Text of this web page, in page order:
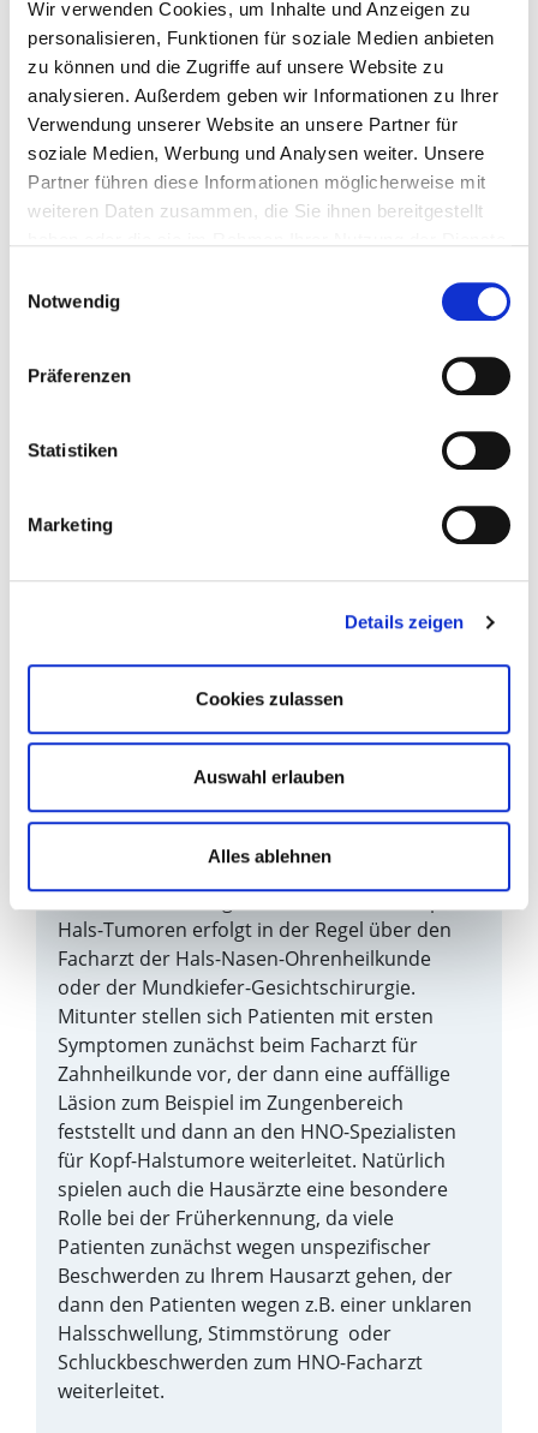
Wir verwenden Cookies, um Inhalte und Anzeigen zu
personalisieren, Funktionen für soziale Medien anbieten
zu können und die Zugriffe auf unsere Website zu
analysieren. Außerdem geben wir Informationen zu Ihrer
Verwendung unserer Website an unsere Partner für
soziale Medien, Werbung und Analysen weiter. Unsere
Partner führen diese Informationen möglicherweise mit
weiteren Daten zusammen, die Sie ihnen bereitgestellt
Notwendig
Präferenzen
Statistiken
Marketing
Details zeigen
Cookies zulassen
Auswahl erlauben
Alles ablehnen
Experten mit Schwerpunkt Kopf Hals Tumor-
Erkrankungen und den verschiedenen
Fachdisziplinen, welche für die Therapie des
Tumors relevant sind. Hierzu zählen u.a. die
Fachdisziplinen der Hals-Nasen-
Ohrenheilkunde, der Mund-Kiefer-
Gesichtschirurgie, der Strahlentherapie, der
Pathologie, der Hämatom-Onkologie sowie
Tumorkonferenz wird die Behandlung nach
den derzeit geltenden Leitlinien der Onkologie
internationalen Studienergebnisse für Kopf-
Hals-Tumoren beurteilt und individuell für den
postoperative Lebensqualität, körperliche
erwartende Ausfälle nach Therapie (Operation
inklusive Defektrekonstruktion mit gestielten
und freien Lappen, Strahlentherapie,
Kombination aus allen 3 Therapieformen)
werden dabei bei der Festlegung des Therapie
Regimes für die Tumorerkrankung für jeden
Wer macht die Früherkennung?
Die Früherkennung insbesondere von Kopf-
Hals-Tumoren erfolgt in der Regel über den
Facharzt der Hals-Nasen-Ohrenheilkunde
oder der Mundkiefer-Gesichtschirurgie.
Mitunter stellen sich Patienten mit ersten
Symptomen zunächst beim Facharzt für
Zahnheilkunde vor, der dann eine auffällige
Läsion zum Beispiel im Zungenbereich
feststellt und dann an den HNO-Spezialisten
für Kopf-Halstumore weiterleitet. Natürlich
spielen auch die Hausärzte eine besondere
Rolle bei der Früherkennung, da viele
Patienten zunächst wegen unspezifischer
Beschwerden zu Ihrem Hausarzt gehen, der
dann den Patienten wegen z.B. einer unklaren
Halsschwellung, Stimmstörung oder
Schluckbeschwerden zum HNO-Facharzt
weiterleitet.